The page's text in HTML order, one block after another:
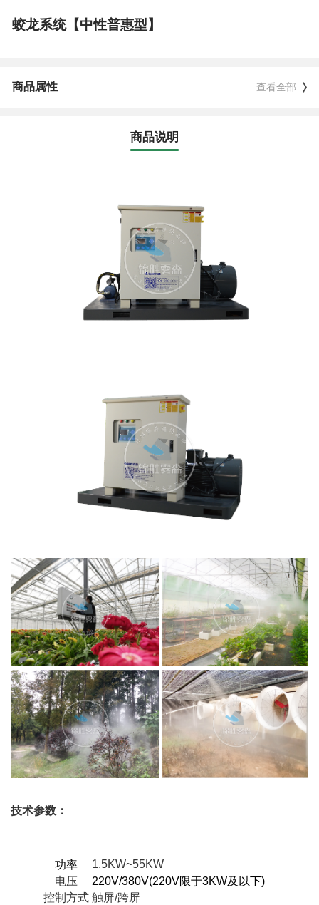
蛟龙系统【中性普惠型】
商品属性 查看全部
商品说明
技术参数：
功率
1.5KW~55KW
电压
220V/380V(220V限于3KW及以下)
控制方式 触屏/跨屏